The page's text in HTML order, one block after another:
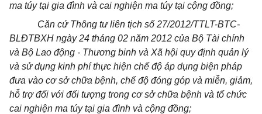
ma túy tại gia đình và cai nghiện ma túy tại cộng đồng;
Căn cứ Thông tư liên tịch số 27/2012/TTLT-BTC-
BLĐTBXH ngày 24 tháng 02 năm 2012 của Bộ Tài chính
và Bộ Lao động - Thương binh và Xã hội quy định quản lý
và sử dụng kinh phí thực hiện chế độ áp dụng biện pháp
đưa vào cơ sở chữa bệnh, chế độ đóng góp và miễn, giảm,
hỗ trợ đối với đối tượng trong cơ sở chữa bệnh và tổ chức
cai nghiện ma túy tại gia đình và cộng đồng;